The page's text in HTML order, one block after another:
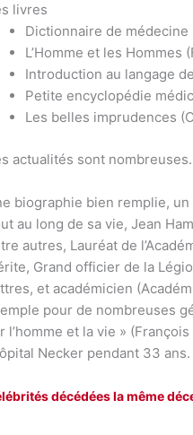
livres
Dictionnaire de
L’Homme et les Hommes
Introduction au langage
Petite encyclopédie
Les belles imprudences
actualités sont nombreuses.
biographie bien remplie,
au long de sa vie, Jean
autres, Lauréat de
Grand officier de la
et académicien
pour de nombreuses
l’homme et la vie »
Necker pendant 33 ans.
décédées la même